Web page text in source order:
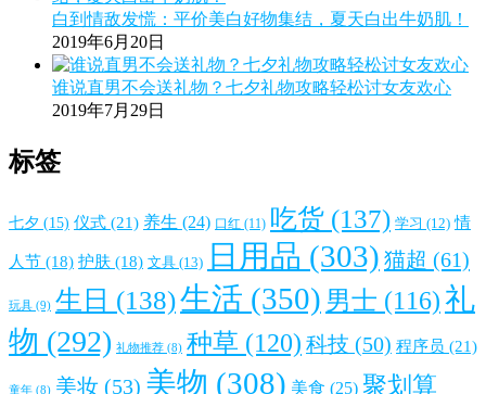
白到情敌发慌：平价美白好物集结，夏天白出牛奶肌！
2019年6月20日
谁说直男不会送礼物？七夕礼物攻略轻松讨女友欢心
2019年7月29日
标签
七夕 (15) 仪式 (21) 养生 (24) 口红 (11) 吃货 (137) 学习 (12) 情
人节 (18) 护肤 (18) 文具 (13) 日用品 (303) 猫超 (61)
玩具 (9) 生日 (138)生活 (350) 男士 (116)礼
物 (292) 礼物推荐 (8) 种草 (120) 科技 (50) 程序员 (21)
童年 (8) 美妆 (53) 美物 (308) 美食 (25) 聚划算